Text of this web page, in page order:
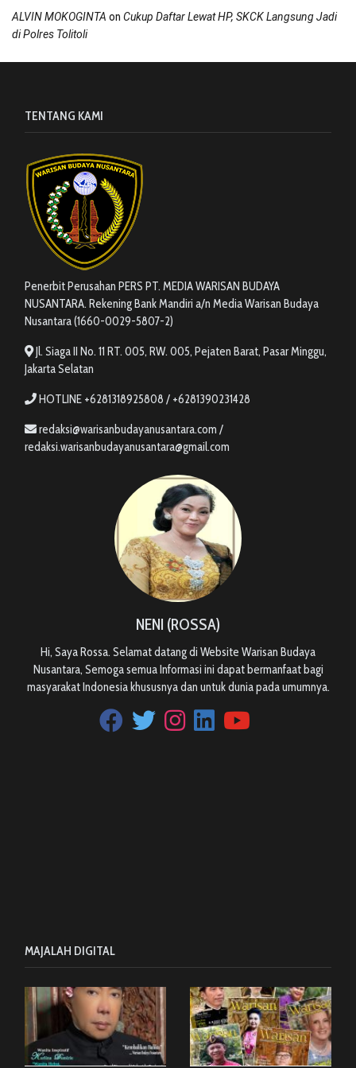
ALVIN MOKOGINTA on Cukup Daftar Lewat HP, SKCK Langsung Jadi
di Polres Tolitoli
TENTANG KAMI
Penerbit Perusahan PERS PT. MEDIA WARISAN BUDAYA
NUSANTARA. Rekening Bank Mandiri a/n Media Warisan Budaya
Nusantara (1660-0029-5807-2)
Jl. Siaga II No. 11 RT. 005, RW. 005, Pejaten Barat, Pasar Minggu,
Jakarta Selatan
HOTLINE +6281318925808 / +6281390231428
redaksi@warisanbudayanusantara.com /
redaksi.warisanbudayanusantara@gmail.com
NENI (ROSSA)
Hi, Saya Rossa. Selamat datang di Website Warisan Budaya
Nusantara, Semoga semua Informasi ini dapat bermanfaat bagi
masyarakat Indonesia khususnya dan untuk dunia pada umumnya.
MAJALAH DIGITAL